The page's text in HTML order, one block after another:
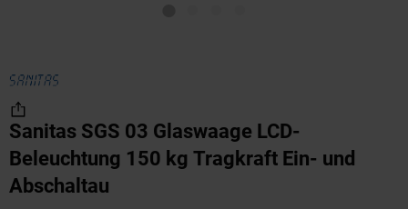
Sanitas SGS 03 Glaswaage LCD-
Beleuchtung 150 kg Tragkraft Ein- und
Abschaltau